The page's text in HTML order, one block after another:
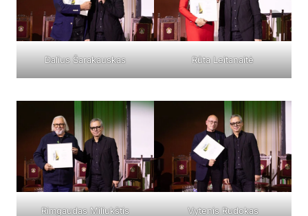
Dalius Šarakauskas Rūta Leitanaitė
Rimgaudas Miliukštis Vytenis Rudokas